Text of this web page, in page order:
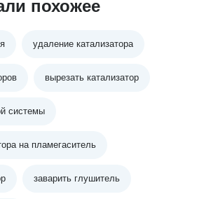
похожее
удаление катализатора
вырезать катализатор
системы
на пламегаситель
заварить глушитель